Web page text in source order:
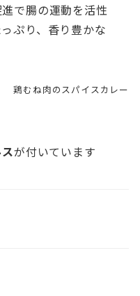
で腸の運動を活性
ぷり、香り豊かな
鶏むね肉のスパイスカレー
が付いています